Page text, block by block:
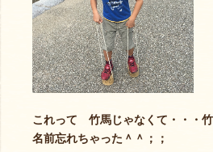
これって 竹馬じゃなくて・・・竹
名前忘れちゃった＾＾；；